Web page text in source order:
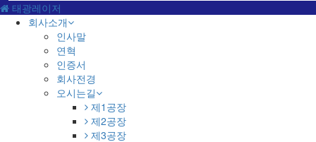
태광레이저
회사소개
인사말
연혁
인증서
회사전경
오시는길
제1공장
제2공장
제3공장